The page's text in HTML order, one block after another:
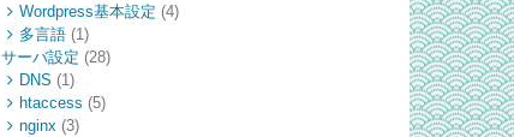
Wordpress基本設定 (4)
多言語(1)
サーバ設定 (28)
DNS (1)
htaccess (5)
nginx (3)